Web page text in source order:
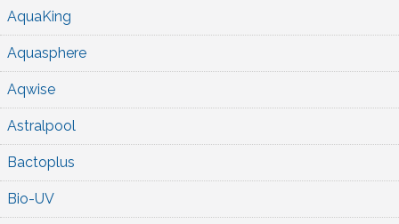
AquaKing
Aquasphere
Aqwise
Astralpool
Bactoplus
Bio-UV